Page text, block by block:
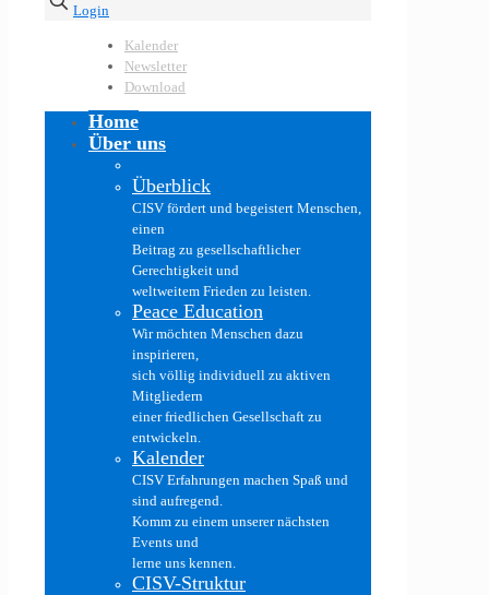
Login
Kalender
Newsletter
Download
Home
Über uns
Überblick
CISV fördert und begeistert Menschen,
einen
Beitrag zu gesellschaftlicher
Gerechtigkeit und
weltweitem Frieden zu leisten.
Peace Education
Wir möchten Menschen dazu
inspirieren,
sich völlig individuell zu aktiven
Mitgliedern
einer friedlichen Gesellschaft zu
entwickeln.
Kalender
CISV Erfahrungen machen Spaß und
sind aufregend.
Komm zu einem unserer nächsten
Events und
lerne uns kennen.
CISV-Struktur